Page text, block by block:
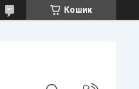
Кошик